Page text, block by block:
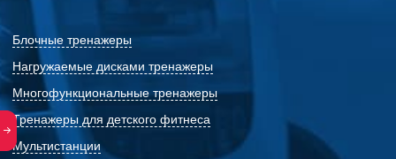
Блочные тренажеры
Нагружаемые дисками тренажеры
Многофункциональные тренажеры
Тренажеры для детского фитнеса
Мультистанции